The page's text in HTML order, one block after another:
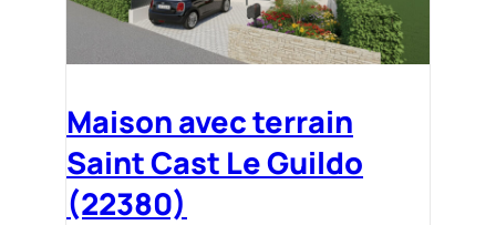
Maison avec terrain
Saint Cast Le Guildo
(22380)